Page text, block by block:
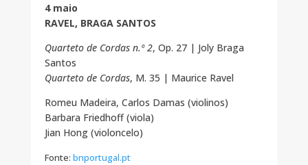
4 maio
RAVEL, BRAGA SANTOS
Quarteto de Cordas n.º 2, Op. 27 | Joly Braga
Santos
Quarteto de Cordas, M. 35 | Maurice Ravel
Romeu Madeira, Carlos Damas (violinos)
Barbara Friedhoff (viola)
Jian Hong (violoncelo)
Fonte: bnportugal.pt